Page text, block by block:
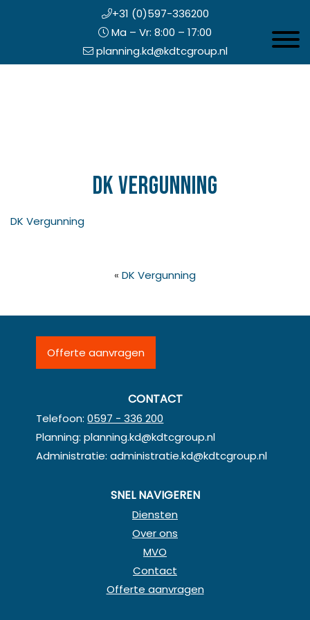
+31 (0)597-336200
Ma – Vr: 8:00 – 17:00
planning.kd@kdtcgroup.nl
DK Vergunning
DK Vergunning
« DK Vergunning
Offerte aanvragen
CONTACT
Telefoon:0597 - 336 200
Planning:planning.kd@kdtcgroup.nl
Administratie:administratie.kd@kdtcgroup.nl
SNEL NAVIGEREN
Diensten
Over ons
MVO
Contact
Offerte aanvragen